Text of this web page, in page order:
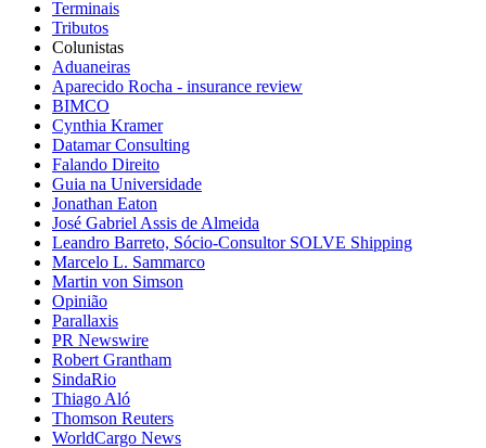
Terminais
Tributos
Colunistas
Aduaneiras
Aparecido Rocha - insurance review
BIMCO
Cynthia Kramer
Datamar Consulting
Falando Direito
Guia na Universidade
Jonathan Eaton
José Gabriel Assis de Almeida
Leandro Barreto, Sócio-Consultor SOLVE Shipping
Marcelo L. Sammarco
Martin von Simson
Opinião
Parallaxis
PR Newswire
Robert Grantham
SindaRio
Thiago Aló
Thomson Reuters
WorldCargo News